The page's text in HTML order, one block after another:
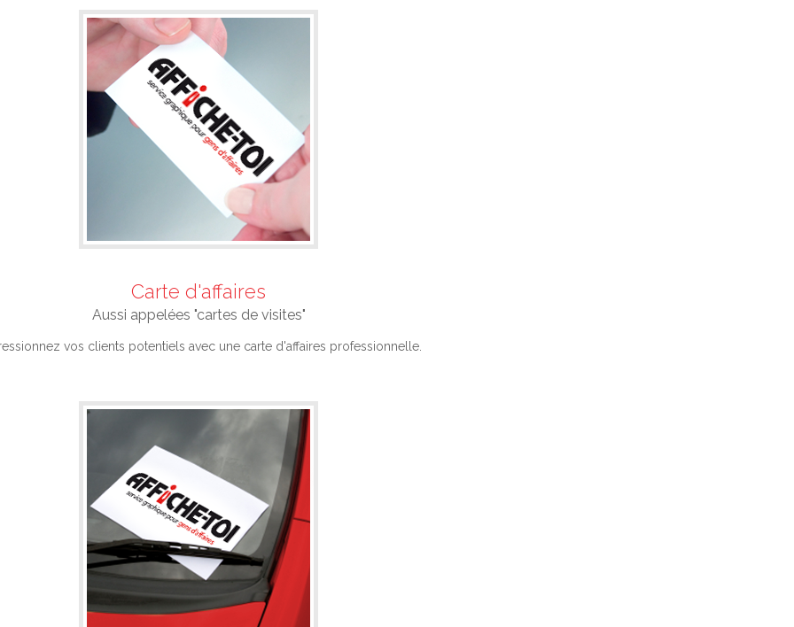
Carte d'affaires
Aussi appelées "cartes de visites"
vos clients potentiels avec une carte d'affaires professionnelle.